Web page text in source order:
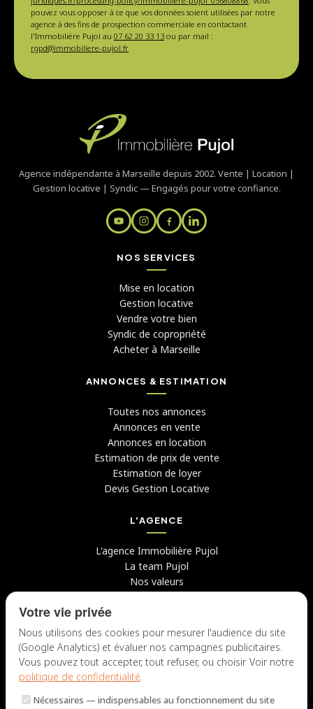
pouvez vous opposer à ce que vos données soient utilisées par notre
agence à des fins de prospection commerciale en contactant
l'Immobilière Pujol au 07 62 20 33 13 ou par mail :
rgpd@immobiliere-pujol.fr
Agence indépendante à Marseille depuis 2002. Vente | Location |
Gestion locative | Syndic — Engagés pour votre confiance.
NOS SERVICES
Mise en location
Gestion locative
Vendre votre bien
Syndic de copropriété
Acheter à Marseille
ANNONCES & ESTIMATION
Toutes nos annonces
Annonces en vente
Annonces en location
Estimation de prix de vente
Estimation de loyer
Devis Gestion Locative
L'AGENCE
L'agence Immobilière Pujol
La team Pujol
Nos valeurs
Candidater chez nous
NOUS CONTACTER
Votre vie privée
Nous utilisons des cookies pour mesurer l'audience du site
(Google Analytics) et évaluer nos campagnes publicitaires.
Vous pouvez tout accepter, tout refuser, ou choisir. Voir notre
politique de confidentialité.
Nécessaires — indispensables au fonctionnement du site